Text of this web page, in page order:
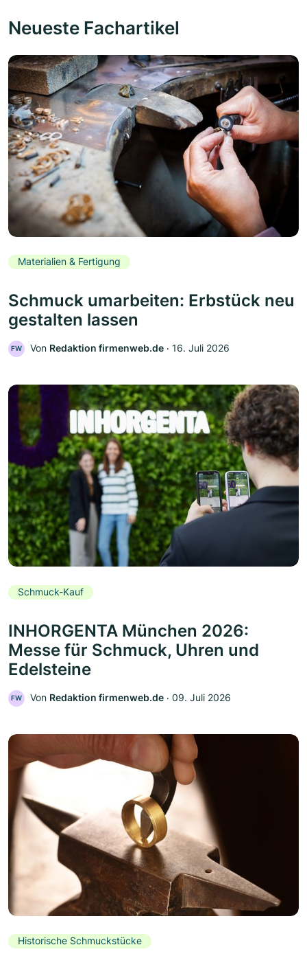
Neueste Fachartikel
Materialien & Fertigung
Schmuck umarbeiten: Erbstück neu
gestalten lassen
FW Von Redaktion firmenweb.de ‧ 16. Juli 2026
Schmuck-Kauf
INHORGENTA München 2026:
Messe für Schmuck, Uhren und
Edelsteine
FW Von Redaktion firmenweb.de ‧ 09. Juli 2026
Historische Schmuckstücke